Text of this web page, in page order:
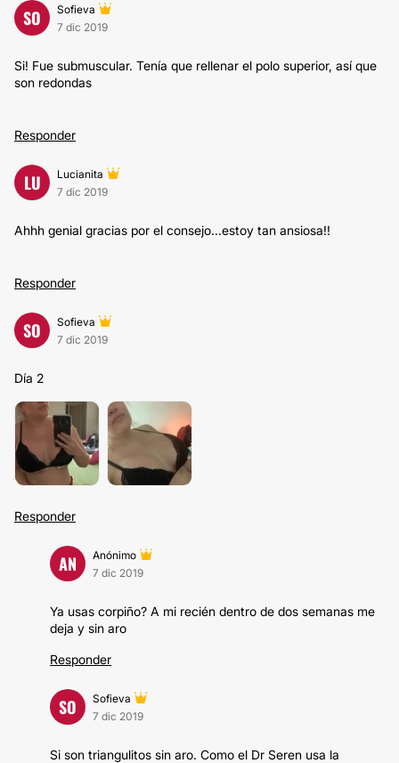
SO
Sofieva
7 dic 2019
Si! Fue submuscular. Tenía que rellenar el polo superior, así que
son redondas
Responder
LU
Lucianita
7 dic 2019
Ahhh genial gracias por el consejo...estoy tan ansiosa!!
Responder
SO
Sofieva
7 dic 2019
Día 2
Responder
AN
Anónimo
7 dic 2019
Ya usas corpiño? A mi recién dentro de dos semanas me
deja y sin aro
Responder
SO
Sofieva
7 dic 2019
Si son triangulitos sin aro. Como el Dr Seren usa la